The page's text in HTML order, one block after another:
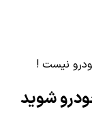
نیست !